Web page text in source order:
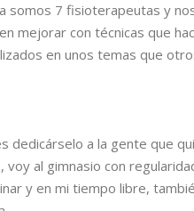
somos 7 fisioterapeutas y
mejorar con técnicas que
en unos temas que
dedicárselo a la gente que
al gimnasio con
y en mi tiempo libre,